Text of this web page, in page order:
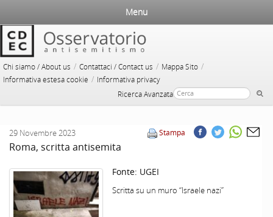
Chi siamo / About us / Contattaci / Contact us / Mappa Sito /
Informativa estesa cookie / Informativa privacy
Ricerca Avanzata
Menu
Stampa
29 Novembre 2023
Roma, scritta antisemita
Fonte: UGEI
Scritta su un muro “Israele nazi”